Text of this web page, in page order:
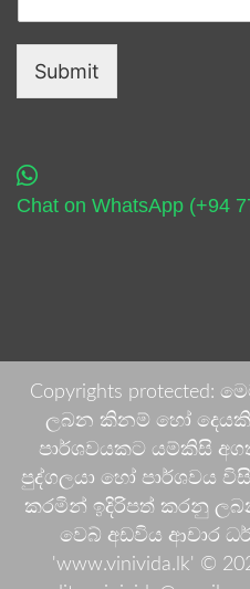
Submit
Chat on WhatsApp (+94
Copyrights
ලබන කිනම් හෝ
පාර්ශවයකට යම්කිසි
පුද්ගලයා හෝ පාර්ශවය
කරමින් ඉදිරිපත් කරනු
වෙබ් අඩවිය ආචාර
'www.vinivida.lk' ©